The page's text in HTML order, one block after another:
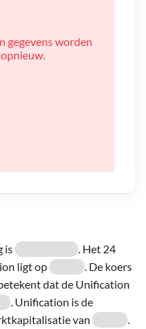
is
. Het 24
ligt op
. De koers
dat de Unification
. Unification is de
van
.
gegevens worden